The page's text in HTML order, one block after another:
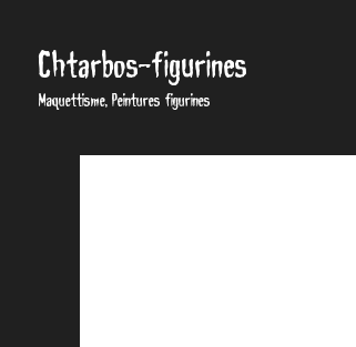
Chtarbos-figurines
Maquettisme, Peintures figurines